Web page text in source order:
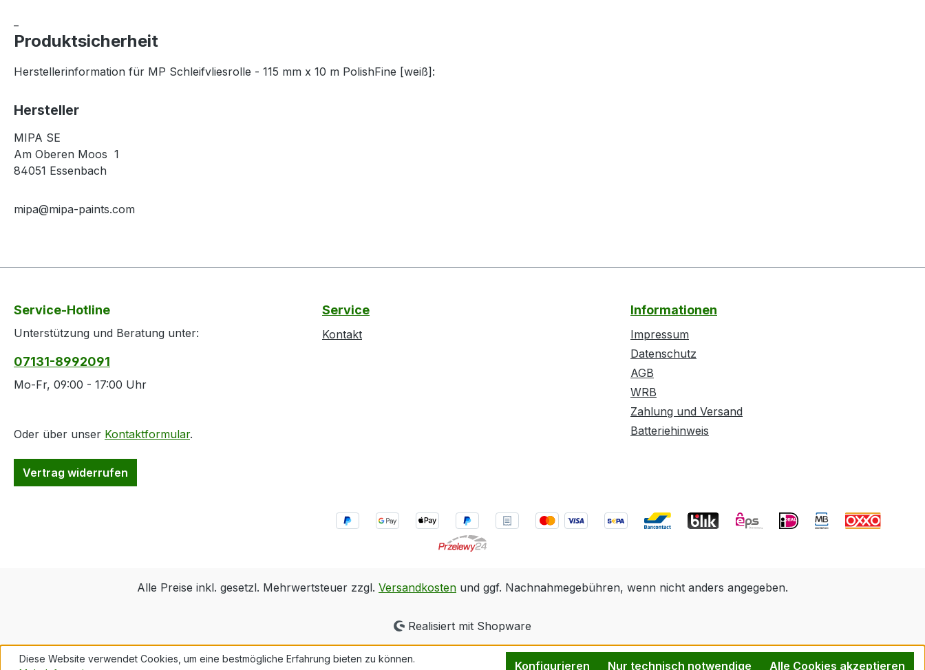
Produktsicherheit
Herstellerinformation für MP Schleifvliesrolle - 115 mm x 10 m PolishFine [weiß]:
Hersteller
MIPA SE
Am Oberen Moos 1
84051 Essenbach
mipa@mipa-paints.com
Service-Hotline
Unterstützung und Beratung unter:
07131-8992091
Mo-Fr, 09:00 - 17:00 Uhr
Oder über unser Kontaktformular.
Vertrag widerrufen
Service
Kontakt
Informationen
Impressum
Datenschutz
AGB
WRB
Zahlung und Versand
Batteriehinweis
Alle Preise inkl. gesetzl. Mehrwertsteuer zzgl. Versandkosten und ggf. Nachnahmegebühren, wenn nicht anders angegeben.
Realisiert mit Shopware
Diese Website verwendet Cookies, um eine bestmögliche Erfahrung bieten zu können.
Nur technisch notwendige
Konfigurieren Alle Cookies akzeptieren